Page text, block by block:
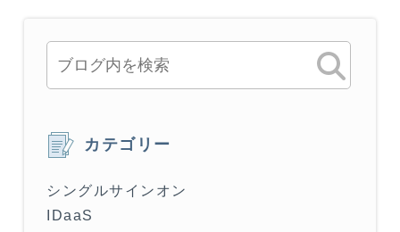
カテゴリー
シングルサインオン
IDaaS